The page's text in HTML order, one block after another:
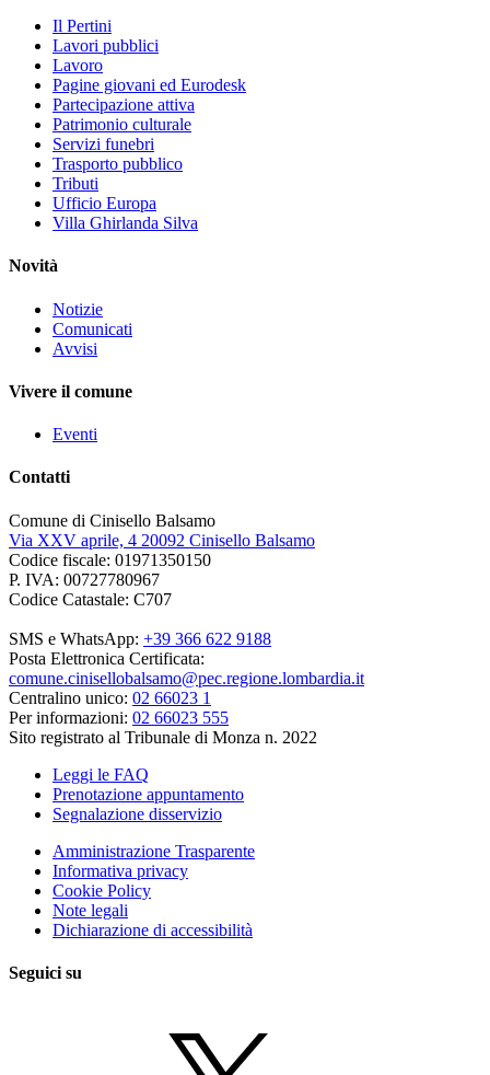
Il Pertini
Lavori pubblici
Lavoro
Pagine giovani ed Eurodesk
Partecipazione attiva
Patrimonio culturale
Servizi funebri
Trasporto pubblico
Tributi
Ufficio Europa
Villa Ghirlanda Silva
Novità
Notizie
Comunicati
Avvisi
Vivere il comune
Eventi
Contatti
Comune di Cinisello Balsamo
Via XXV aprile, 4 20092 Cinisello Balsamo
Codice fiscale: 01971350150
P. IVA: 00727780967
Codice Catastale: C707
SMS e WhatsApp: +39 366 622 9188
Posta Elettronica Certificata:
comune.cinisellobalsamo@pec.regione.lombardia.it
Centralino unico: 02 66023 1
Per informazioni: 02 66023 555
Sito registrato al Tribunale di Monza n. 2022
Leggi le FAQ
Prenotazione appuntamento
Segnalazione disservizio
Amministrazione Trasparente
Informativa privacy
Cookie Policy
Note legali
Dichiarazione di accessibilità
Seguici su